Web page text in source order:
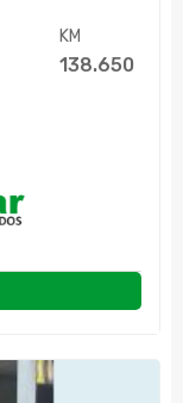
KM
138.650